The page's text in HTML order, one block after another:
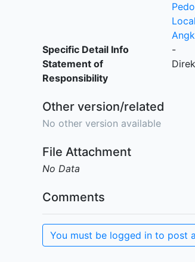
Specific Detail Info
-
Statement of
Responsibility
Other version/related
No other version available
File Attachment
No Data
Comments
You must be logged in to post